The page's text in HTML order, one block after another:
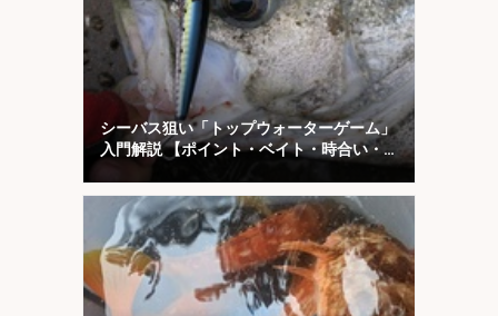
シーバス狙い「トップウォーターゲーム」
入門解説 【ポイント・ベイト・時合い・